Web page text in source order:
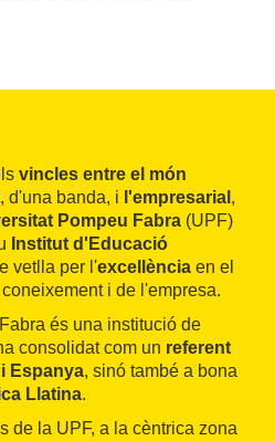
vincles entre el món
, d'una banda, i l'empresarial ,
Pompeu Fabra (UPF)
Institut d'Educació
vetlla per l'excellència en el
i de l'empresa.
és una institució de
consolidat com un referent
Espanya, sinó també a bona
Llatina.
de la UPF, a la cèntrica zona